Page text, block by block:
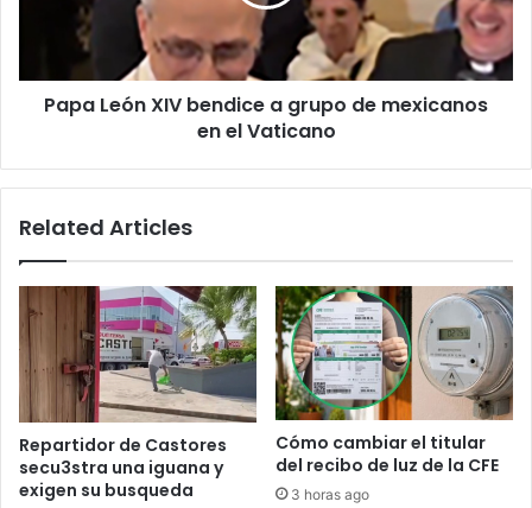
mexicanos
en
Papa León XIV bendice a grupo de mexicanos
en el Vaticano
Related Articles
Repartidor de Castores
secu3stra una iguana y
exigen su busqueda
Cómo cambiar el titular
del recibo de luz de la CFE
3 horas ago